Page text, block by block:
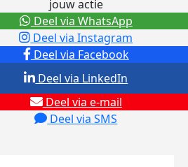
jouw actie
Deel via Facebook
Deel via Instagram
Deel via e-mail
Deel via SMS
Deel via LinkedIn
Deel via WhatsApp